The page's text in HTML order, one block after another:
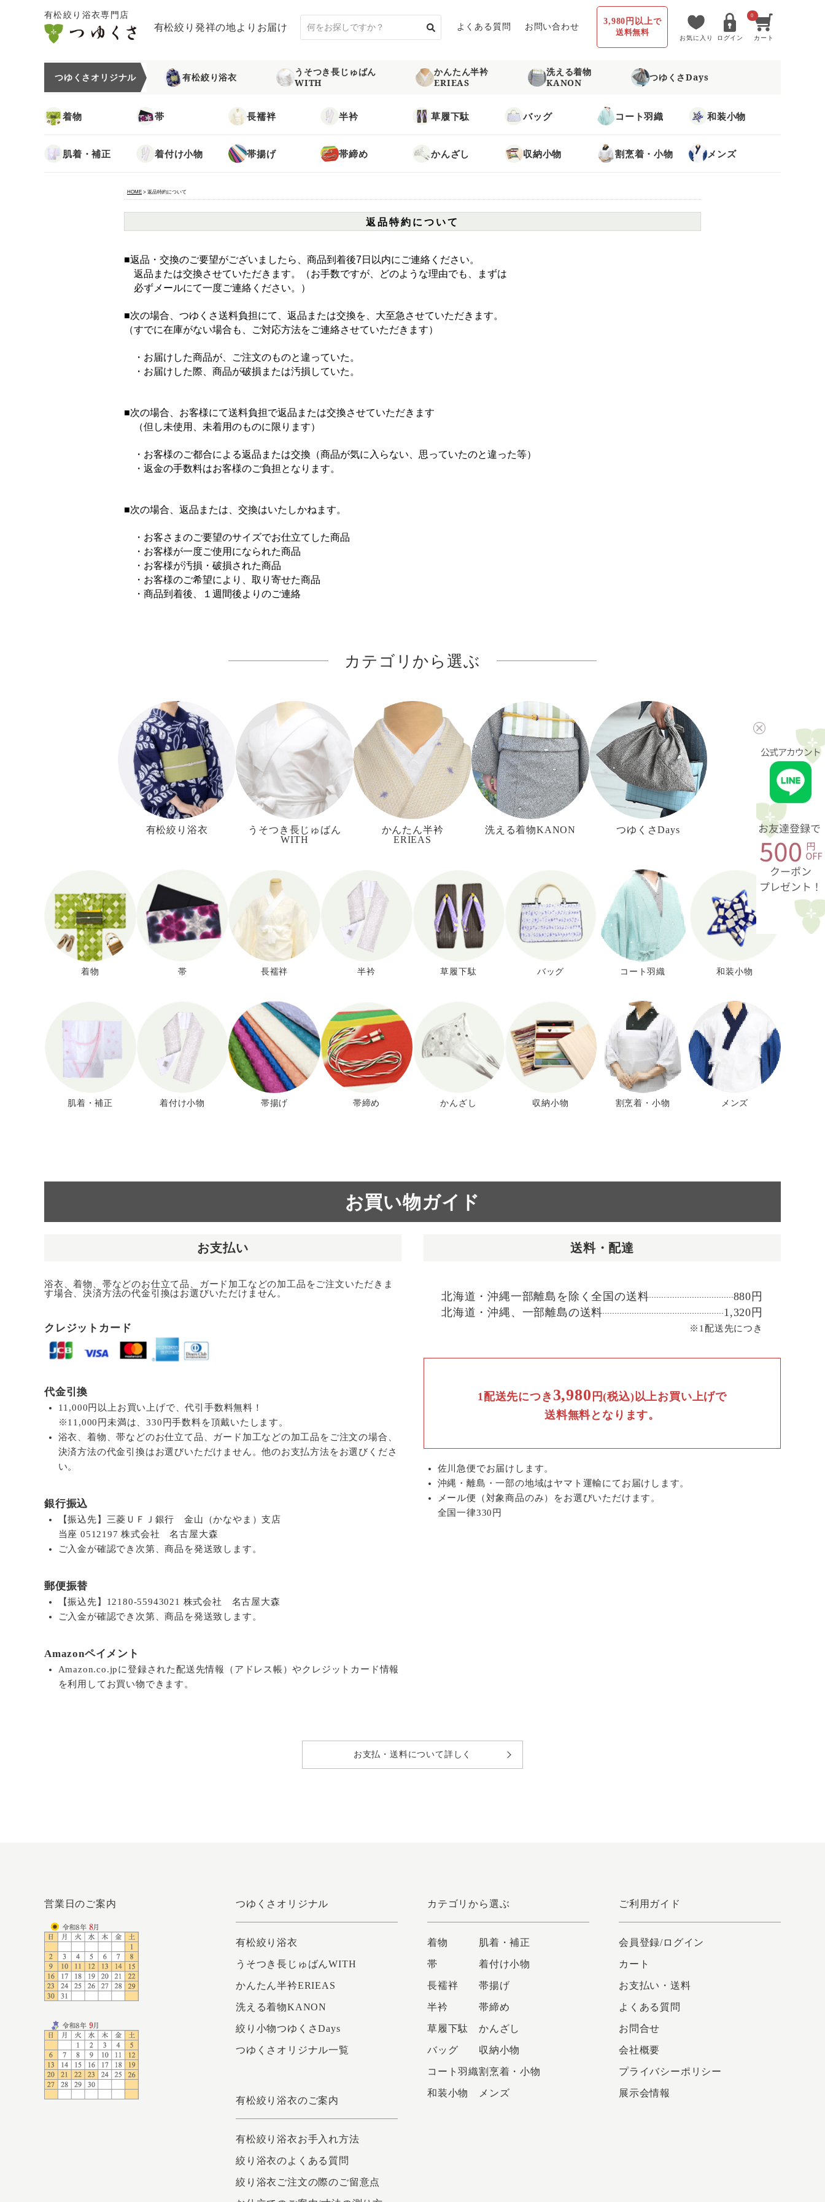
有松絞り浴衣専門店
有松絞り発祥の地よりお届け よくある質問 お問い合わせ
3,980円以上で
送料無料
お気に入り ログイン
0
カート
つゆくさオリジナル 有松絞り浴衣
うそつき長じゅばん
WITH
かんたん半衿
ERIEAS
洗える着物
KANON
つゆくさDays
着物 帯 長襦袢 半衿 草履下駄 バッグ コート羽織 和装小物
肌着・補正 着付け小物 帯揚げ 帯締め かんざし 収納小物 割烹着・小物 メンズ
HOME 返品特約について
返品特約について
■返品・交換のご要望がございましたら、商品到着後7日以内にご連絡ください。
返品または交換させていただきます。（お手数ですが、どのような理由でも、まずは
必ずメールにて一度ご連絡ください。）
■次の場合、つゆくさ送料負担にて、返品または交換を、大至急させていただきます。
（すでに在庫がない場合も、ご対応方法をご連絡させていただきます）
・お届けした商品が、ご注文のものと違っていた。
・お届けした際、商品が破損または汚損していた。
■次の場合、お客様にて送料負担で返品または交換させていただきます
（但し未使用、未着用のものに限ります）
・お客様のご都合による返品または交換（商品が気に入らない、思っていたのと違った等）
・返金の手数料はお客様のご負担となります。
■次の場合、返品または、交換はいたしかねます。
・お客さまのご要望のサイズでお仕立てした商品
・お客様が一度ご使用になられた商品
・お客様が汚損・破損された商品
・お客様のご希望により、取り寄せた商品
・商品到着後、１週間後よりのご連絡
カテゴリから選ぶ
有松絞り浴衣 うそつき 長じゅばん
WITH
かんたん半衿
ERIEAS
洗える着物KANON つゆくさDays
着物 帯 長襦袢 半衿 草履下駄 バッグ コート羽織 和装小物
肌着・補正 着付け小物 帯揚げ 帯締め かんざし 収納小物 割烹着・小物 メンズ
お買い物ガイド
お支払い
浴衣、着物、帯などのお仕立て品、ガード加工などの加工品をご注文いただきま
す場合、決済方法の代金引換はお選びいただけません。
クレジットカード
代金引換
11,000円以上お買い上げで、代引手数料無料！
※11,000円未満は、330円手数料を頂戴いたします。
浴衣、着物、帯などのお仕立て品、ガード加工などの加工品をご注文の場合、
決済方法の代金引換はお選びいただけません。他のお支払方法をお選びくださ
い。
銀行振込
【振込先】三菱ＵＦＪ銀行 金山（かなやま）支店
当座 0512197 株式会社 名古屋大森
ご入金が確認でき次第、商品を発送致します。
郵便振替
【振込先】12180-55943021 株式会社 名古屋大森
ご入金が確認でき次第、商品を発送致します。
Amazonペイメント
Amazon.co.jpに登録された配送先情報（アドレス帳）やクレジットカード情報
を利用してお買い物できます。
送料・配達
北海道・沖縄一部離島を除く全国の送料
880円
北海道・沖縄、一部離島の送料
1,320円
※1配送先につき
1配送先につき 3,980 円(税込)以上お買い上げで
送料無料となります。
佐川急便でお届けします。
沖縄・離島・一部の地域はヤマト運輸にてお届けします。
メール便（対象商品のみ）をお選びいただけます。
全国一律330円
お支払・送料について詳しく
営業日のご案内 つゆくさオリジナル
有松絞り浴衣
うそつき長じゅばんWITH
かんたん半衿ERIEAS
洗える着物KANON
絞り小物つゆくさDays
つゆくさオリジナル一覧
有松絞り浴衣のご案内
有松絞り浴衣お手入れ方法
絞り浴衣のよくある質問
絞り浴衣ご注文の際のご留意点
カテゴリから選ぶ
着物
帯
長襦袢
半衿
草履下駄
バッグ
コート羽織
和装小物
肌着・補正
着付け小物
帯揚げ
帯締め
かんざし
収納小物
割烹着・小物
メンズ
ご利用ガイド
会員登録/ログイン
カート
お支払い・送料
よくある質問
お問合せ
会社概要
プライバシーポリシー
展示会情報